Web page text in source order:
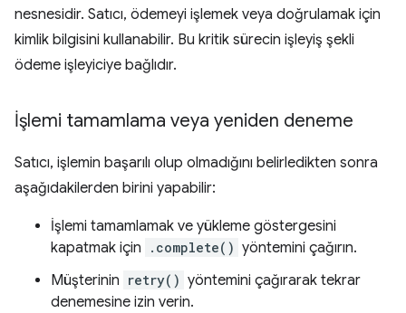
nesnesidir. Satıcı, ödemeyi işlemek veya doğrulamak için
kimlik bilgisini kullanabilir. Bu kritik sürecin işleyiş şekli
ödeme işleyiciye bağlıdır.
İşlemi tamamlama veya yeniden deneme
Satıcı, işlemin başarılı olup olmadığını belirledikten sonra
aşağıdakilerden birini yapabilir:
İşlemi tamamlamak ve yükleme göstergesini
kapatmak için
.complete() yöntemini çağırın.
Müşterinin retry() yöntemini çağırarak tekrar
denemesine izin verin.